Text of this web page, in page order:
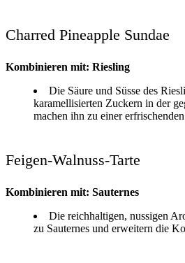
Charred Pineapple Sundae
Kombinieren mit: Riesling
Die Säure und Süsse des
karamellisierten Zuckern in der
machen ihn zu einer
Feigen-Walnuss-Tarte
Kombinieren mit: Sauternes
Die reichhaltigen, nussigen
zu Sauternes und erweitern die